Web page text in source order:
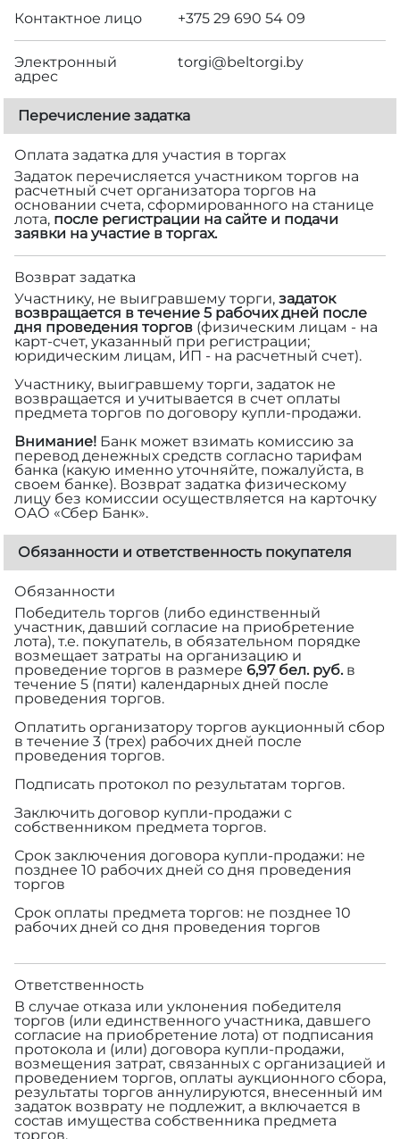
Контактное лицо +375 29 690 54 09
Электронный
адрес
torgi@beltorgi.by
Перечисление задатка
Оплата задатка для участия в торгах
Задаток перечисляется участником торгов на
расчетный счет организатора торгов на
основании счета, сформированного на станице
лота, после регистрации на сайте и подачи
заявки на участие в торгах.
Возврат задатка
Участнику, не выигравшему торги, задаток
возвращается в течение 5 рабочих дней после
дня проведения торгов (физическим лицам - на
карт-счет, указанный при регистрации;
юридическим лицам, ИП - на расчетный счет).
Участнику, выигравшему торги, задаток не
возвращается и учитывается в счет оплаты
предмета торгов по договору купли-продажи.
Внимание! Банк может взимать комиссию за
перевод денежных средств согласно тарифам
банка (какую именно уточняйте, пожалуйста, в
своем банке). Возврат задатка физическому
лицу без комиссии осуществляется на карточку
ОАО «Сбер Банк».
Обязанности и ответственность покупателя
Обязанности
Победитель торгов (либо единственный
участник, давший согласие на приобретение
лота), т.е. покупатель, в обязательном порядке
возмещает затраты на организацию и
проведение торгов в размере 6,97 бел. руб.в
течение 5 (пяти) календарных дней после
проведения торгов.
Оплатить организатору торгов аукционный сбор
в течение 3 (трех) рабочих дней после
проведения торгов.
Подписать протокол по результатам торгов.
Заключить договор купли-продажи с
собственником предмета торгов.
Срок заключения договора купли-продажи: не
позднее 10 рабочих дней со дня проведения
торгов
Срок оплаты предмета торгов: не позднее 10
рабочих дней со дня проведения торгов
Ответственность
В случае отказа или уклонения победителя
торгов (или единственного участника, давшего
согласие на приобретение лота) от подписания
протокола и (или) договора купли-продажи,
возмещения затрат, связанных с организацией и
проведением торгов, оплаты аукционного сбора,
результаты торгов аннулируются, внесенный им
задаток возврату не подлежит, а включается в
состав имущества собственника предмета
торгов.